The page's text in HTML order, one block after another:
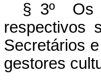
§ 3º Os
respectivos
Secretários
gestores